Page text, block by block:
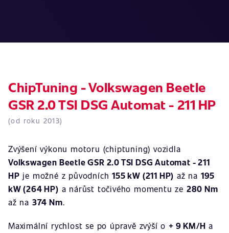
ChipTuning - Volkswagen Beetle
GSR 2.0 TSI DSG Automat - 211 HP
(od roku 2013)
Zvýšení výkonu motoru (chiptuning) vozidla
Volkswagen Beetle GSR 2.0 TSI DSG Automat - 211
HP je možné z původních155 kW (211 HP) až na 195
kW (264 HP) a nárůst točivého momentu ze 280 Nm
až na 374 Nm.
Maximální rychlost se po úpravě zvýší o + 9 KM/H a